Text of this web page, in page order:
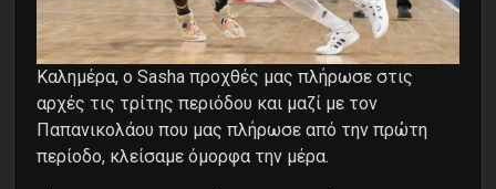
Καλημέρα, ο Sasha προχθές μας πλήρωσε στις
αρχές τις τρίτης περιόδου και μαζί με τον
Παπανικολάου που μας πλήρωσε από την πρώτη
περίοδο, κλείσαμε όμορφα την μέρα.